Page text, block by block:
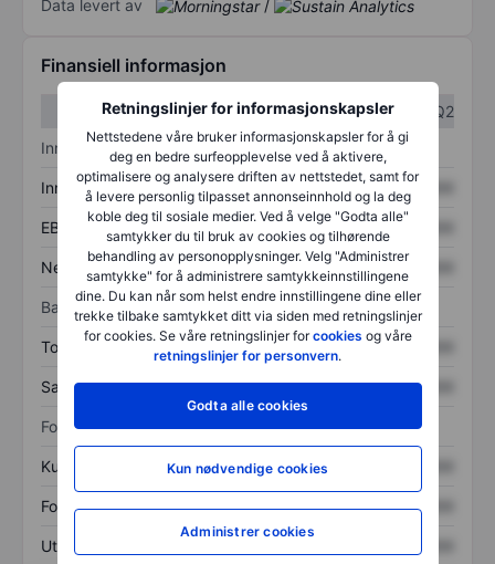
Retningslinjer for informasjonskapsler
Nettstedene våre bruker informasjonskapsler for å gi
deg en bedre surfeopplevelse ved å aktivere,
optimalisere og analysere driften av nettstedet, samt for
å levere personlig tilpasset annonseinnhold og la deg
koble deg til sosiale medier. Ved å velge "Godta alle"
samtykker du til bruk av cookies og tilhørende
behandling av personopplysninger. Velg "Administrer
samtykke" for å administrere samtykkeinnstillingene
dine. Du kan når som helst endre innstillingene dine eller
trekke tilbake samtykket ditt via siden med retningslinjer
for cookies. Se våre retningslinjer forcookies og våre
retningslinjer for personvern.
Godta alle cookies
Kun nødvendige cookies
Administrer cookies
Data levert av /
Finansiell informasjon
Q1
Q2
Inntektsoversikt
Inntekter XXXXXXX XXXXXXX
EBITDA XXXXXXX XXXXXXX
Nettoinntekt XXXXXXX XXXXXXX
Balanse
Totale eiendeler XXXXXXX XXXXXXX
Samlet gjeld XXXXXXX XXXXXXX
Forholdstall
Kurs/salg XXXXXXX
Fortjeneste per aksje XXXXXXX XXXXXXX
Utbytte per aksje